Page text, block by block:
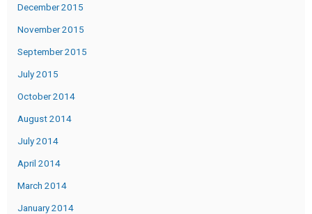
December 2015
November 2015
September 2015
July 2015
October 2014
August 2014
July 2014
April 2014
March 2014
January 2014